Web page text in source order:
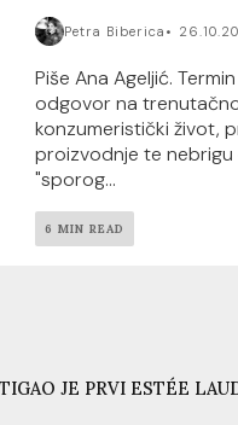
Petra Biberica
Piše Ana Ageljić.
odgovor na
konzumeristički život,
proizvodnje te nebrigu
"sporog...
6 MIN READ
JE PRVI ESTÉE